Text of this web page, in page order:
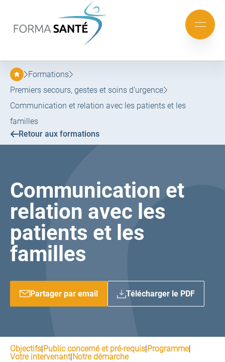
au
menu
au
contenu
Mobile
menu
Formations
Premiers secours, gestes et soins d’urgence
Communication et relation avec les patients et les
familles
Retour aux formations
Communication et
relation avec les
patients et les
familles
Partager par email Télécharger le PDF
Objectifs|Public concerné et pré-requis|Programme|
Votre intervenant|Notre démarche